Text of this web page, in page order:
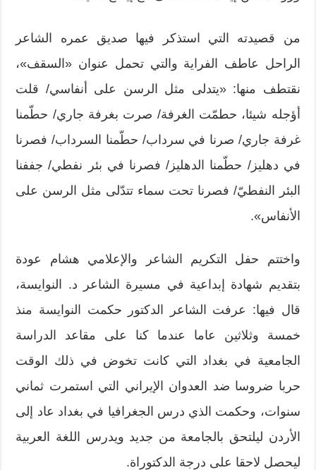
من قصيدته التي استذكر فيها صديق عمره الشاعر
الراحل عاطف الفراية والتي تحمل عنوان «السقف»،
نقتطف منها: «يتدلى مثل الرسن على أنفاسي/ قلت
أؤجله شيئا، حطمّت الغرفة/ صرت بغرفة جاري/ حطّمنا
غرفة جاري/ صرنا في سرداب/ حطّمنا السرداب/ فصرنا
في دهليز/ حطّمنا الدهليز/ فصرنا في بئر نفطي/ جففنا
البئر النفطيّ/ فصرنا تحت سماء تتدّلى مثل الرسن على
الأنفاس».
واختتم حفل التكريم الشاعر والإعلامي هشام عودة
بتقديم شهادة إبداعية في مسيرة الشاعر د. النوايسة،
قال فيها: عرفت الشاعر الدكتور حكمت النوايسة منذ
خمسة وثلاثين عاما عندما كنا على مقاعد الدراسة
الجامعية في بغداد التي كانت تخوض في ذلك الوقت
حربا ضروسا ضد العدوان الإيراني التي استمرت ثماني
سنوات، وحكمت الذي درس الجغرافيا في بغداد عاد إلى
الأردن ليلتحق بالجامعة من جديد ويدرس اللغة العربية
ليحصل لاحقا على درجة الدكتوراة.